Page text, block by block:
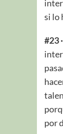
si lo
#23
por